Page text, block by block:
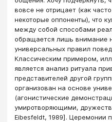
вовсе не отрицает (как
некоторые оппоненты), что
между собой способами
обращается лишь внимание
универсальных правил
Классическим примером,
является анализ ритуала
представителей другой
организован на основе
(агонистические
умиротворяющими,
Eibesfeldt, 1989]. Церемонии